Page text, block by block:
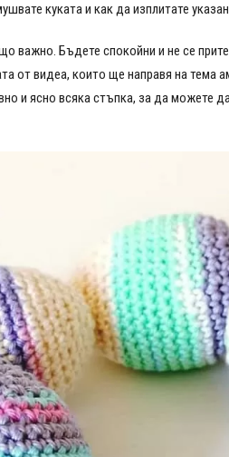
куката и как да изплитате
важно. Бъдете спокойни и не се
от видеа, които ще направя на тема
и ясно всяка стъпка, за да можете